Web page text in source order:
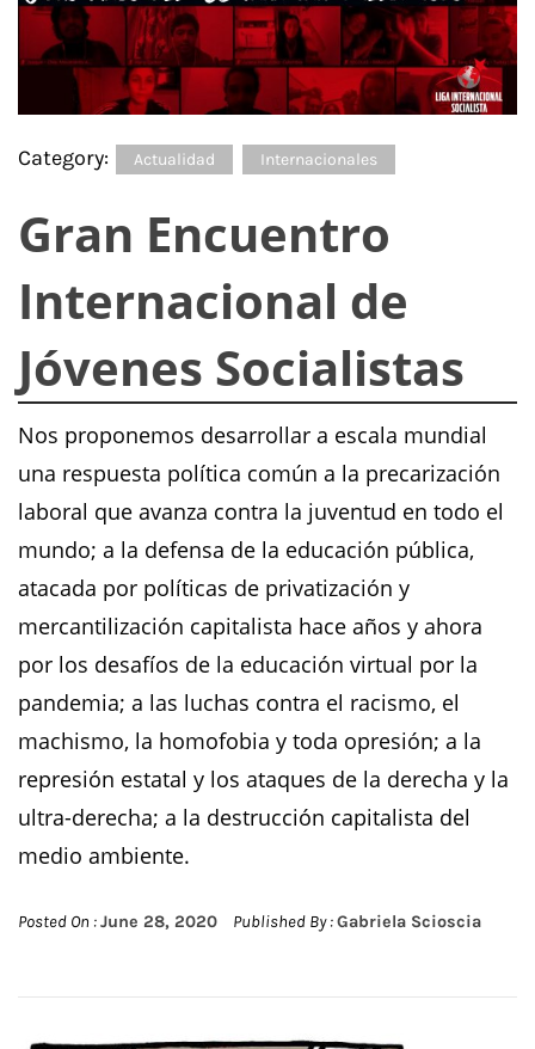
Category: Actualidad Internacionales
Gran Encuentro
Internacional de
Jóvenes Socialistas
Nos proponemos desarrollar a escala mundial
una respuesta política común a la precarización
laboral que avanza contra la juventud en todo el
mundo; a la defensa de la educación pública,
atacada por políticas de privatización y
mercantilización capitalista hace años y ahora
por los desafíos de la educación virtual por la
pandemia; a las luchas contra el racismo, el
machismo, la homofobia y toda opresión; a la
represión estatal y los ataques de la derecha y la
ultra-derecha; a la destrucción capitalista del
medio ambiente.
Posted On :June 28, 2020 Published By :Gabriela Scioscia